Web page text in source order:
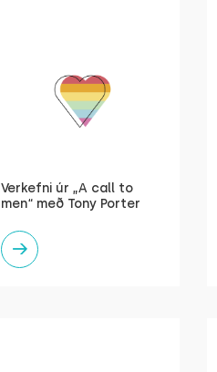
Verkefni úr „A call to
men“ með Tony Porter